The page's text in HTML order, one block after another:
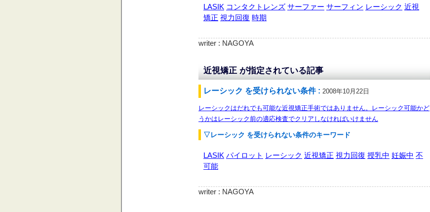
LASIK コンタクトレンズ サーファー サーフィン レーシック 近視
矯正 視力回復 時期
writer : NAGOYA
近視矯正 が指定されている記事
レーシック を受けられない条件 : 2008年10月22日
レーシックはだれでも可能な近視矯正手術ではありません。レーシック可能かど
うかはレーシック前の適応検査でクリアしなければいけません
▽レーシック を受けられない条件のキーワード
LASIK パイロット レーシック 近視矯正 視力回復 授乳中 妊娠中 不
可能
writer : NAGOYA